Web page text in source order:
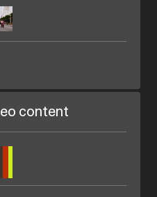
content